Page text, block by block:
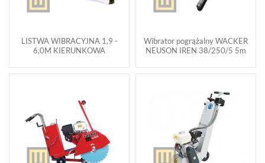
LISTWA WIBRACYJNA 1,9 -
6,0M KIERUNKOWA
Wibrator pogrążalny WACKER
NEUSON IREN 38/250/5 5m